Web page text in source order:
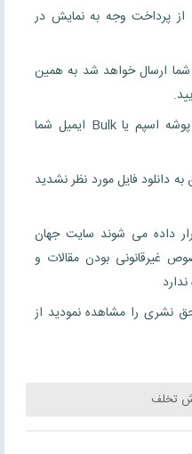
از پرداخت وجه به نمایش در
شما ارسال خواهد شد به همین
ممکن است ایمیل ارسالی به پوشه اسپم یا Bulk ایمیل شما
دانلود فایل مورد نظر نشدید
داده می شوند سایت جهان
غیرقانونی بودن مقالات و
را مشاهده نمودید از
تخلف